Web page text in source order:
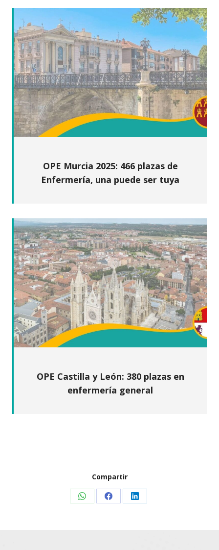
OPE Murcia 2025: 466 plazas de
Enfermería, una puede ser tuya
OPE Castilla y León: 380 plazas en
enfermería general
Compartir
Share Share Share